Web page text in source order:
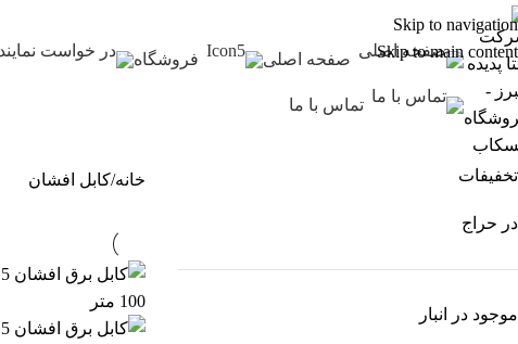
Skip to navigation
Skip to main content
صفحه اصلی فروشگاه
تماس با ما
تخفیفات
در حراج
موجود در انبار
خانه کابل افشان